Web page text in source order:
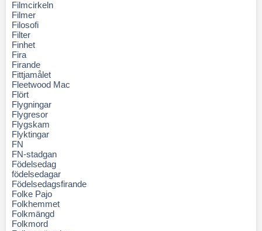
Filmcirkeln
Filmer
Filosofi
Filter
Finhet
Fira
Firande
Fittjamålet
Fleetwood Mac
Flört
Flygningar
Flygresor
Flygskam
Flyktingar
FN
FN-stadgan
Födelsedag
födelsedagar
Födelsedagsfirande
Folke Pajo
Folkhemmet
Folkmängd
Folkmord